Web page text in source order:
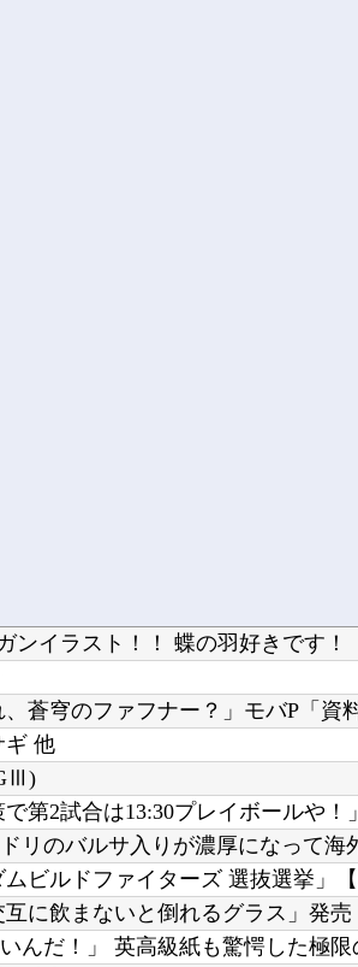
ンイラスト！！ 蝶の羽好きです！
ギ 他
第2試合は13:30プレイボールや！」
互に飲まないと倒れるグラス」発売